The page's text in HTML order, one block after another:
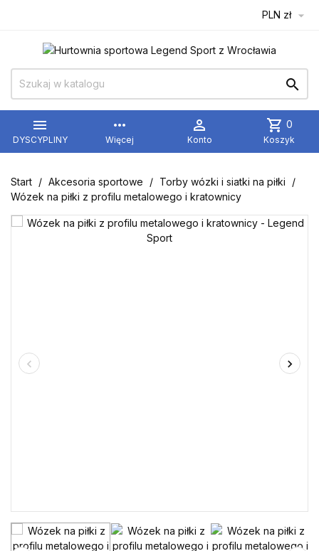
PLN zł 


DYSCYPLINY
more_horiz
Więcej

Konto
shopping_cart 0
Koszyk
Start Akcesoria sportowe
Torby wózki i siatki na piłki
Wózek na piłki z profilu metalowego i kratownicy